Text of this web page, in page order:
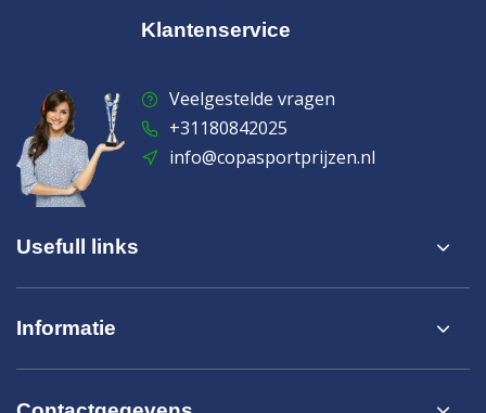
Klantenservice
Veelgestelde vragen
+31180842025
info@copasportprijzen.nl
Usefull links
Informatie